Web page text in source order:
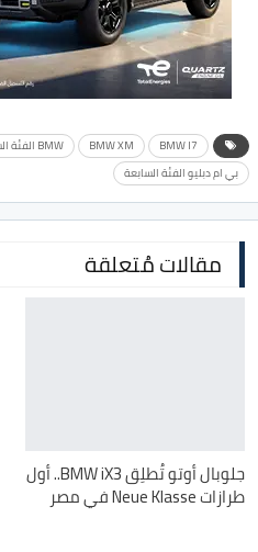
BMW I7
BMW XM BMW الفئة السابعة
بي ام دبليو الفئة السابعة
مقالات مُتعلقة
جلوبال أوتو تُطلِق BMW iX3.. أول
طرازات Neue Klasse في مصر